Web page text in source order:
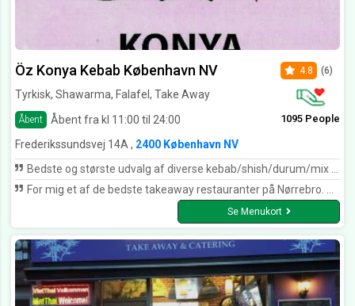
Öz Konya Kebab København NV
Tyrkisk, Shawarma, Falafel, Take Away
Åbent Åbent fra kl 11:00 til 24:00
4.8 (6)
1095 People
Frederikssundsvej 14A , 2400 København NV
Bedste og største udvalg af diverse kebab/shish/durum/mix - retter. Og tilmed stor værdi for pengene!! Hele familien går altid meget mætte derfra og det er svært at spise op. Kan varmt anbefales!!!
For mig et af de bedste takeaway restauranter på Nørrebro. Bedste kebab retter. 😀
Se Menukort